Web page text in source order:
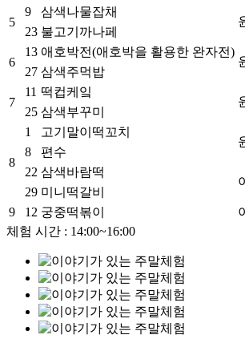
5
9 삼색나물잡채
23 불고기까나페
6
13 애호박전(애호박을 활용한 완자전)
27 삼색주먹밥
7
11 떡컵케잌
25 삼색부꾸미
8
1 고기말이떡꼬치
8
편수
22 삼색바람떡
29 미니떡갈비
9
12 궁중떡볶이
체험 시간 : 14:00~16:00